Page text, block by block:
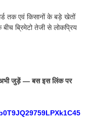
तक एवं किसानों के बड़े खेतों
ब्रिमेटो तेजी से लोकप्रिय
अभी जुड़ें — बस इस लिंक पर